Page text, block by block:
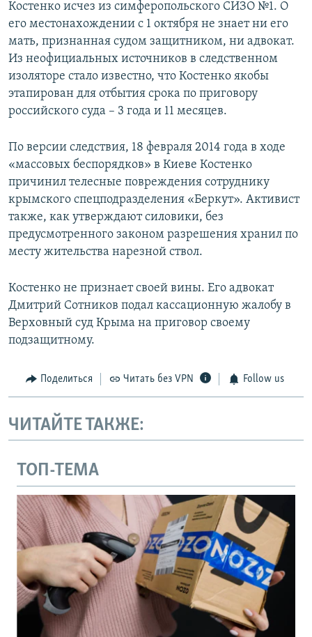
Костенко исчез из симферопольского СИЗО №1. О
его местонахождении с 1 октября не знает ни его
мать, признанная судом защитником, ни адвокат.
Из неофициальных источников в следственном
изоляторе стало известно, что Костенко якобы
этапирован для отбытия срока по приговору
российского суда – 3 года и 11 месяцев.
По версии следствия, 18 февраля 2014 года в ходе
«массовых беспорядков» в Киеве Костенко
причинил телесные повреждения сотруднику
крымского спецподразделения «Беркут». Активист
также, как утверждают силовики, без
предусмотренного законом разрешения хранил по
месту жительства нарезной ствол.
Костенко не признает своей вины. Его адвокат
Дмитрий Сотников подал кассационную жалобу в
Верховный суд Крыма на приговор своему
подзащитному.
Поделиться Читать без VPN Follow us
ЧИТАЙТЕ ТАКЖЕ:
ТОП-ТЕМА